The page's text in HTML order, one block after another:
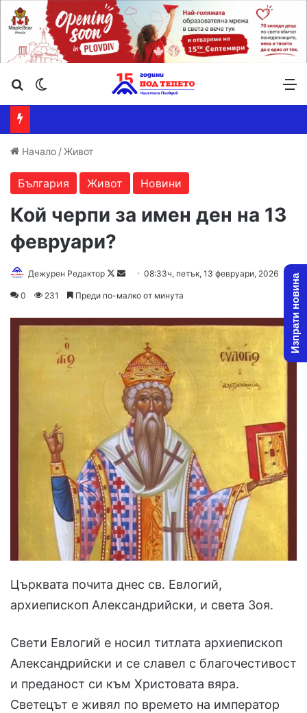
Търсене ...
Начало / Живот
България Живот Новини
Кой черпи за имен ден на 13
февруари?
Дежурен Редактор
Follow
Send08:33ч, петък, 13 февруари, 2026
0 231 Преди по-малко от минута
Църквата почита днес св. Евлогий,
архиепископ Александрийски, и света Зоя.
Свети Евлогий е носил титлата архиепископ
Александрийски и се славел с благочестивост
и преданост си към Христовата вяра.
Светецът е живял по времето на император
Изпрати новина